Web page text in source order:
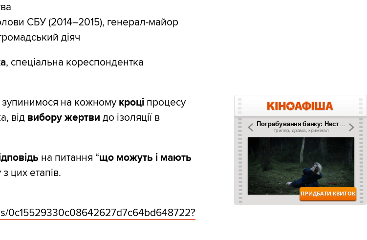
СБУ (2014–2015), генерал-майор
діяч
, спеціальна кореспондентка
на кожному кроціпроцесу
від вибору жертви до ізоляції в
на питання “що можуть і мають
цих етапів.
0c15529330c08642627d7c64bd648722?